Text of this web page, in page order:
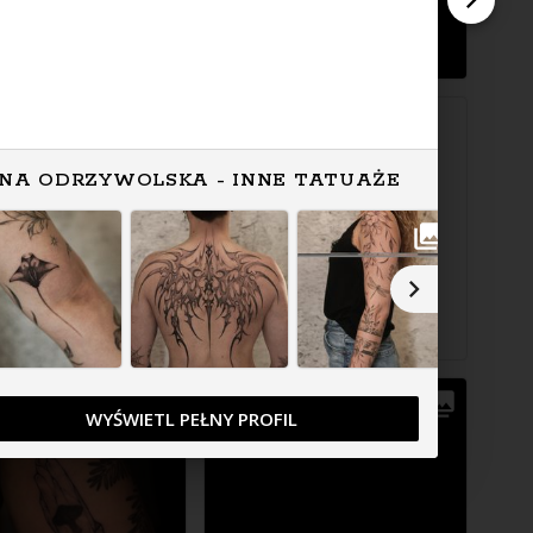
ODRZYWOLSKA - INNE TATUAŻE
WYŚWIETL PEŁNY PROFIL